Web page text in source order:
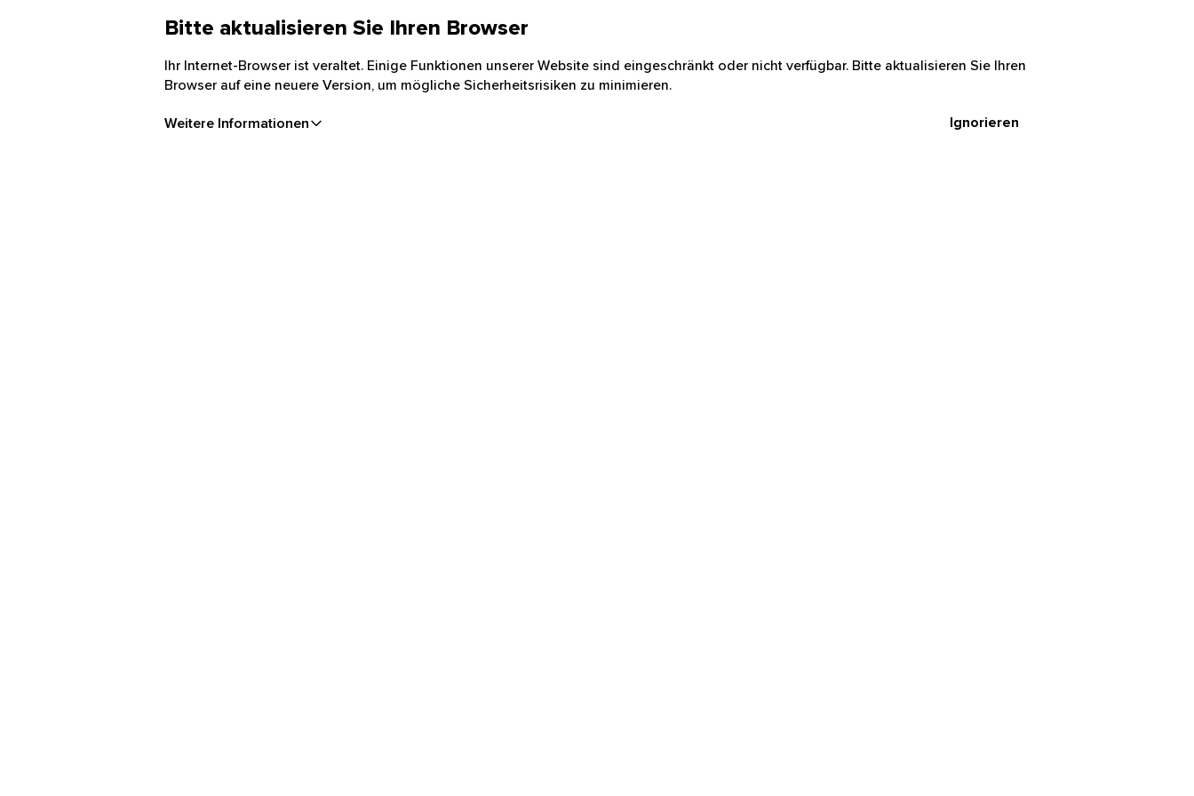
Bitte aktualisieren Sie Ihren Browser
Ihr Internet-Browser ist veraltet. Einige Funktionen unserer Website sind eingeschränkt oder nicht verfügbar. Bitte aktualisieren Sie Ihren
Browser auf eine neuere Version, um mögliche Sicherheitsrisiken zu minimieren.
Weitere Informationen Ignorieren